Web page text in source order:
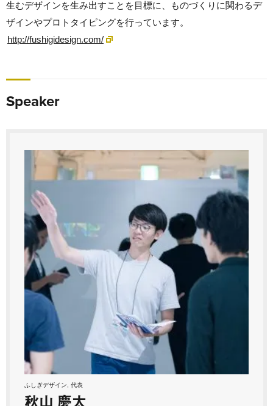
生むデザインを生み出すことを目標に、ものづくりに関わるデ
ザインやプロトタイピングを行っています。
http://fushigidesign.com/
Speaker
ふしぎデザイン, 代表